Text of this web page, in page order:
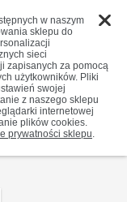
w naszym
sklepu do
sieci
zapisanych za pomocą
użytkowników. Pliki
swojej
z naszego sklepu
internetowej
plików cookies.
prywatności sklepu.